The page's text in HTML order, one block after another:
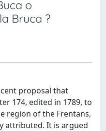
o
Bruca ?
proposal that
174, edited in 1789, to
region of the Frentans,
attributed. It is argued